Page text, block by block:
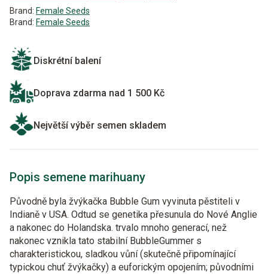
Brand: Female Seeds
Brand: Female Seeds
Diskrétní balení
Doprava zdarma nad 1 500 Kč
Největší výběr semen skladem
Popis semene marihuany
Původně byla žvýkačka Bubble Gum vyvinuta pěstiteli v
Indianě v USA. Odtud se genetika přesunula do Nové Anglie
a nakonec do Holandska. trvalo mnoho generací, než
nakonec vznikla tato stabilní BubbleGummer s
charakteristickou, sladkou vůní (skutečně připomínající
typickou chuť žvýkačky) a euforickým opojením; původními